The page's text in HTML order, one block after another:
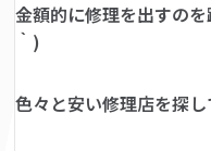
金額的に修理を出すの
｀)
色々と安い修理店を探